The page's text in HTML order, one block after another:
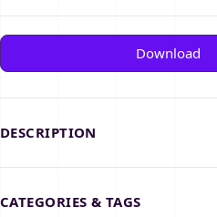
Download
DESCRIPTION
CATEGORIES & TAGS